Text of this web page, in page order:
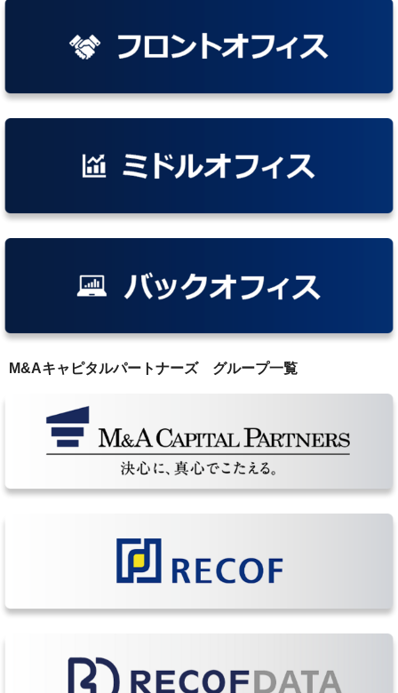
M&Aキャピタルパートナーズ グループ一覧